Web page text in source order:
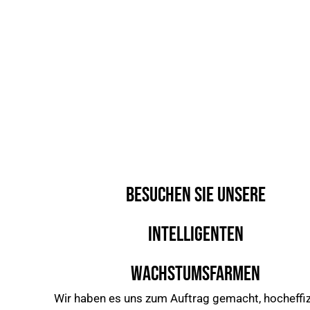
BESUCHEN SIE UNSERE
INTELLIGENTEN
WACHSTUMSFARMEN
Wir haben es uns zum Auftrag gemacht,